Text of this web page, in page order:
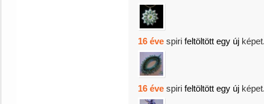
16 éve spiri feltöltött egy új képet
16 éve spiri feltöltött egy új képet